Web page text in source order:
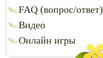
FAQ (вопрос/ответ)
Видео
Онлайн игры